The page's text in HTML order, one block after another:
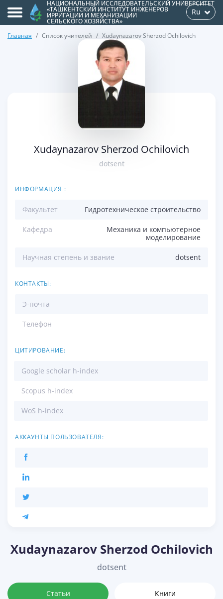
НАЦИОНАЛЬНЫЙ ИССЛЕДОВАТЕЛЬСКИЙ УНИВЕРСИТЕТ
«ТАШКЕНТСКИЙ ИНСТИТУТ ИНЖЕНЕРОВ
ИРРИГАЦИИ И МЕХАНИЗАЦИИ
СЕЛЬСКОГО ХОЗЯЙСТВА»
Ru
Главная Список учителей Xudaynazarov Sherzod Ochilovich
>
Xudaynazarov Sherzod Ochilovich
dotsent
ИНФОРМАЦИЯ :
Факультет Гидротехническое строительство
Кафедра
Механика и компьютерное
моделирование
Научная степень и звание dotsent
КОНТАКТЫ:
Э-почта
Телефон
ЦИТИРОВАНИЕ:
Google scholar h-index
Scopus h-index
WoS h-index
АККАУНТЫ ПОЛЬЗОВАТЕЛЯ:
Xudaynazarov Sherzod Ochilovich
dotsent
Статьи Книги